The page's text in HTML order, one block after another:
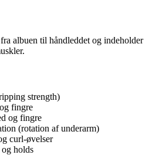
albuen til håndleddet og indeholder
strength)
fingre
og fingre
(rotation af underarm)
curl-øvelser
holds